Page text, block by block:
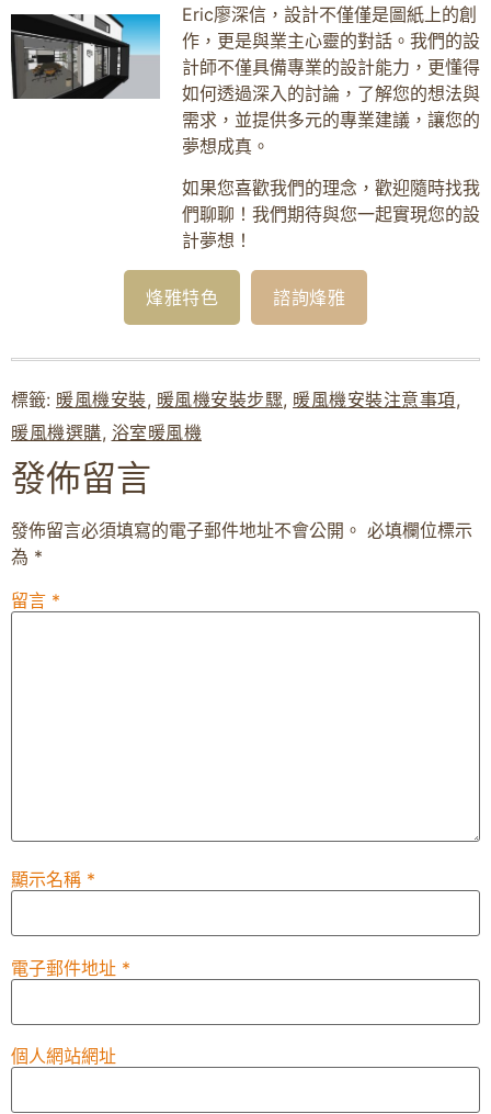
Eric廖深信，設計不僅僅是圖紙上的創
作，更是與業主心靈的對話。我們的設
計師不僅具備專業的設計能力，更懂得
如何透過深入的討論，了解您的想法與
需求，並提供多元的專業建議，讓您的
夢想成真。
如果您喜歡我們的理念，歡迎隨時找我
們聊聊！我們期待與您一起實現您的設
計夢想！
烽雅特色 諮詢烽雅
標籤: 暖風機安裝, 暖風機安裝步驟, 暖風機安裝注意事項,
暖風機選購, 浴室暖風機
發佈留言
發佈留言必須填寫的電子郵件地址不會公開。 必填欄位標示
為 *
留言 *
顯示名稱 *
電子郵件地址 *
個人網站網址